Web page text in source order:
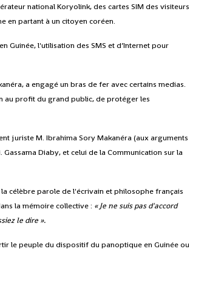
national Koryolink, des cartes SIM des visiteurs
en partant à un citoyen coréen.
Guinée, l'utilisation des SMS et d’Internet pour
a engagé un bras de fer avec certains medias.
au profit du grand public, de protéger les
juriste M. Ibrahima Sory Makanéra (aux arguments
Diaby, et celui de la Communication sur la
célèbre parole de l'écrivain et philosophe français
la mémoire collective : « Je ne suis pas d'accord
le dire ».
le peuple du dispositif du panoptique en Guinée ou